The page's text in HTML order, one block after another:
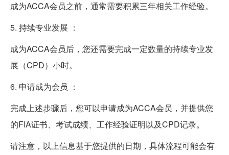
成为ACCA会员之前，通常需要积累三年相关工作经验。
5. 持续专业发展 ：
成为ACCA会员后，您还需要完成一定数量的持续专业发
展（CPD）小时。
6. 申请成为会员 ：
完成上述步骤后，您可以申请成为ACCA会员，并提供您
的FIA证书、考试成绩、工作经验证明以及CPD记录。
请注意，以上信息基于您提供的日期，具体流程可能会有